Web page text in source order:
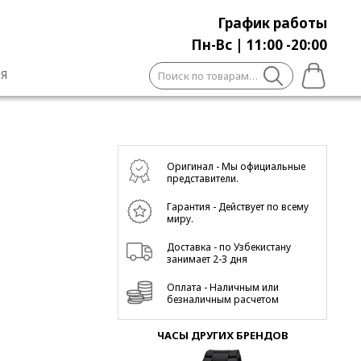
График работы
Пн-Вс | 11:00 -20:00
Искать:
Оригинал - Мы официальные
представители.
Гарантия - Действует по всему
миру.
Доставка - по Узбекистану
занимает 2-3 дня
Оплата - Наличным или
безналичным расчетом
ЧАСЫ ДРУГИХ БРЕНДОВ